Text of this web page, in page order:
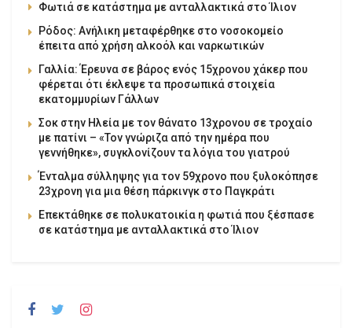
Φωτιά σε κατάστημα με ανταλλακτικά στο Ίλιον
Ρόδος: Ανήλικη μεταφέρθηκε στο νοσοκομείο
έπειτα από χρήση αλκοόλ και ναρκωτικών
Γαλλία: Έρευνα σε βάρος ενός 15χρονου χάκερ που
φέρεται ότι έκλεψε τα προσωπικά στοιχεία
εκατομμυρίων Γάλλων
Σοκ στην Ηλεία με τον θάνατο 13χρονου σε τροχαίο
με πατίνι – «Τον γνώριζα από την ημέρα που
γεννήθηκε», συγκλονίζουν τα λόγια του γιατρού
Ένταλμα σύλληψης για τον 59χρονο που ξυλοκόπησε
23χρονη για μια θέση πάρκινγκ στο Παγκράτι
Επεκτάθηκε σε πολυκατοικία η φωτιά που ξέσπασε
σε κατάστημα με ανταλλακτικά στο Ίλιον